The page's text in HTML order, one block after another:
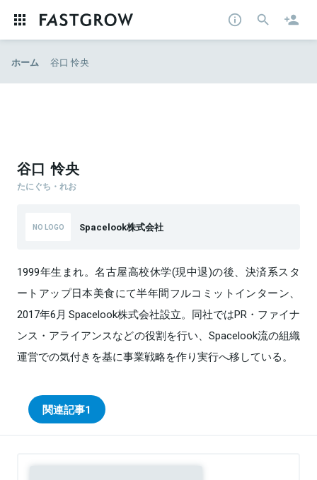
ホーム 谷口 怜央
谷口 怜央
たにぐち・れお
Spacelook株式会社
1999年生まれ。名古屋高校休学(現中退)の後、決済系スタ
ートアップ日本美食にて半年間フルコミットインターン、
2017年6月 Spacelook株式会社設立。同社ではPR・ファイナ
ンス・アライアンスなどの役割を行い、Spacelook流の組織
運営での気付きを基に事業戦略を作り実行へ移している。
関連記事1